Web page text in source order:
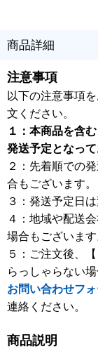
商品詳細
注意事項
以下の注意事項
文ください。
１：本商品を含
発送予定となって
２：先着順での
合もございます。
３：発送予定日
４：地域や配送
場合もございます
５：ご注文後、
らっしゃらない場
お問い合わせフ
連絡ください。
商品説明